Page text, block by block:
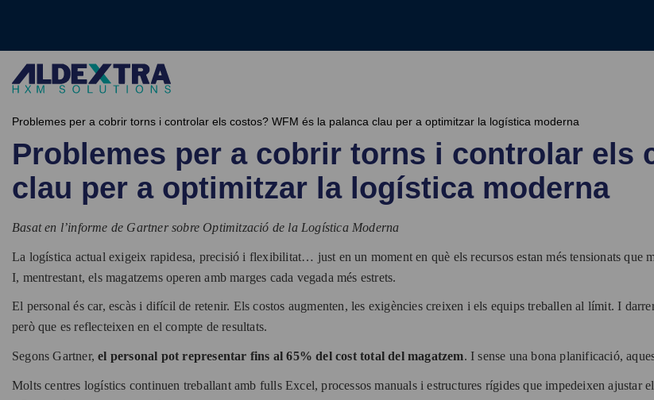
Problemes per a cobrir torns i controlar els costos? WFM és la palanca clau per a optimitzar la logística moderna
Problemes per a cobrir torns i controlar els
clau per a optimitzar la logística moderna
Basat en l’informe de Gartner sobre Optimització de la Logística Moderna
La logística actual exigeix rapidesa, precisió i flexibilitat… just en un moment en què els recursos estan més tensionats que
I, mentrestant, els magatzems operen amb marges cada vegada més estrets.
El personal és car, escàs i difícil de retenir. Els costos augmenten, les exigències creixen i els equips treballen al límit. I
però que es reflecteixen en el compte de resultats.
Segons Gartner,el personal pot representar fins al 65% del cost total del magatzem. I sense una bona planificació,
Molts centres logístics continuen treballant amb fulls Excel, processos manuals i estructures rígides que impedeixen ajustar